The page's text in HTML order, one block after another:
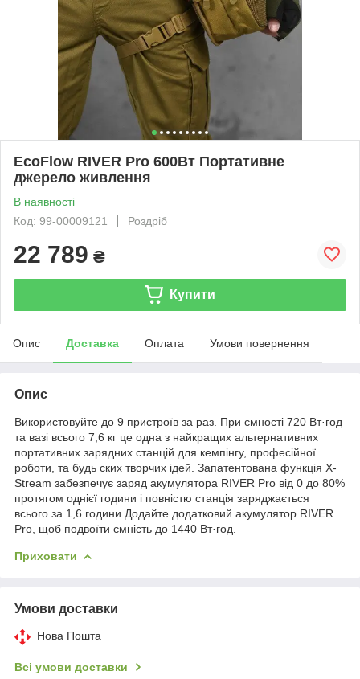
EcoFlow RIVER Pro 600Вт Портативне
джерело живлення
В наявності
Код: 99-00009121
Роздріб
22 789 ₴
Купити
Опис Доставка Оплата Умови повернення
Опис
Використовуйте до 9 пристроїв за раз. При ємності 720 Вт·год
та вазі всього 7,6 кг це одна з найкращих альтернативних
портативних зарядних станцій для кемпінгу, професійної
роботи, та будь ских творчих ідей. Запатентована функція X-
Stream забезпечує заряд акумулятора RIVER Pro від 0 до 80%
протягом однієї години і повністю станція заряджається
всього за 1,6 години.Додайте додатковий акумулятор RIVER
Pro, щоб подвоїти ємність до 1440 Вт·год.
Приховати
Умови доставки
Нова Пошта
Всі умови доставки